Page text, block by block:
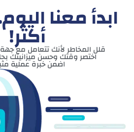
ابدأ معنا
أكثر!
قلل المخاطر لأنك تتعامل مع
اختصر وقتك وحسن ميزانيتك
اضمن خبرة عملية